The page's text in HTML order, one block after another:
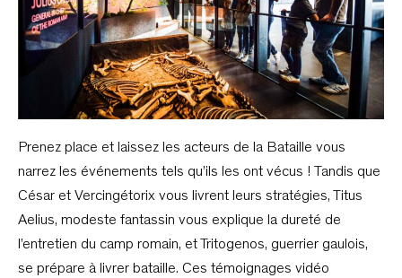
Prenez place et laissez les acteurs de la Bataille vous
narrez les événements tels qu’ils les ont vécus ! Tandis que
César et Vercingétorix vous livrent leurs stratégies, Titus
Aelius, modeste fantassin vous explique la dureté de
l’entretien du camp romain, et Tritogenos, guerrier gaulois,
se prépare à livrer bataille. Ces témoignages vidéo